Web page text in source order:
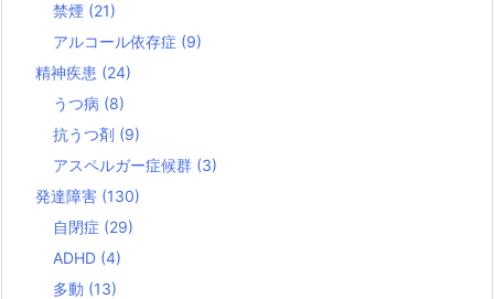
禁煙 (21)
アルコール依存症 (9)
精神疾患 (24)
うつ病 (8)
抗うつ剤 (9)
アスペルガー症候群 (3)
発達障害 (130)
自閉症 (29)
ADHD (4)
多動 (13)